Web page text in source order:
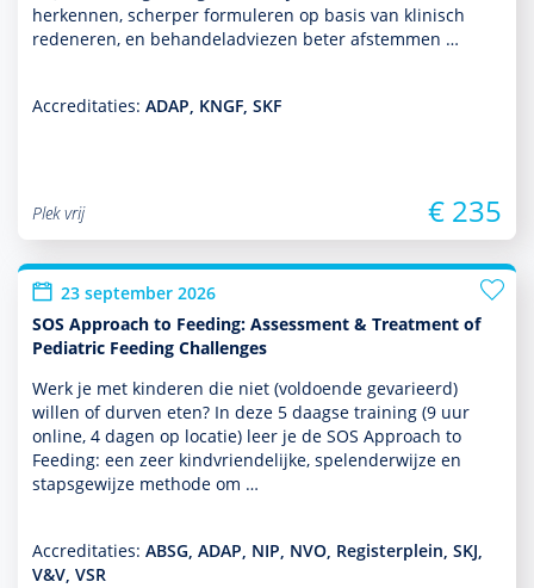
herkennen, scherper formuleren op basis van klinisch
redeneren, en behan­deladviezen beter afstemmen …
Accreditaties: ADAP, KNGF, SKF
Plek vrij € 235
23 september 2026
SOS Approach to Feeding: Assessment & Treatment of
Pediatric Feeding Challenges
Werk je met kin­de­ren die niet (vol­doende gevarieerd)
willen of durven eten? In deze 5 daagse training (9 uur
online, 4 dagen op locatie) leer je de SOS Approach to
Feeding: een zeer kindvriendelijke, spelenderwijze en
stapsgewijze methode om …
Accreditaties: ABSG, ADAP, NIP, NVO, Registerplein, SKJ,
V&V, VSR